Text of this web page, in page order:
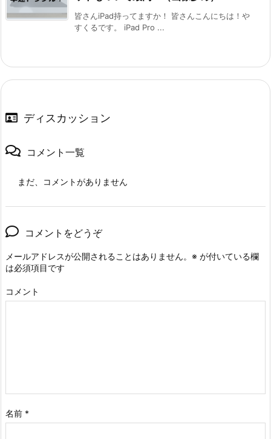
皆さんiPad持ってますか！ 皆さんこんにちは！や
すくるです。 iPad Pro ...
ディスカッション
コメント一覧
まだ、コメントがありません
コメントをどうぞ
メールアドレスが公開されることはありません。 ※ が付いている欄
は必須項目です
コメント
名前 *